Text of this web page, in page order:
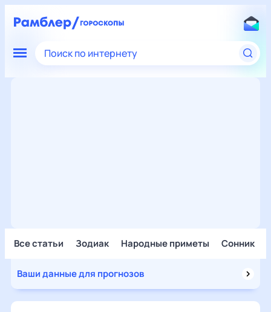
Поиск по интернету
Все статьи Зодиак Народные приметы Сонник
Ваши данные для прогнозов